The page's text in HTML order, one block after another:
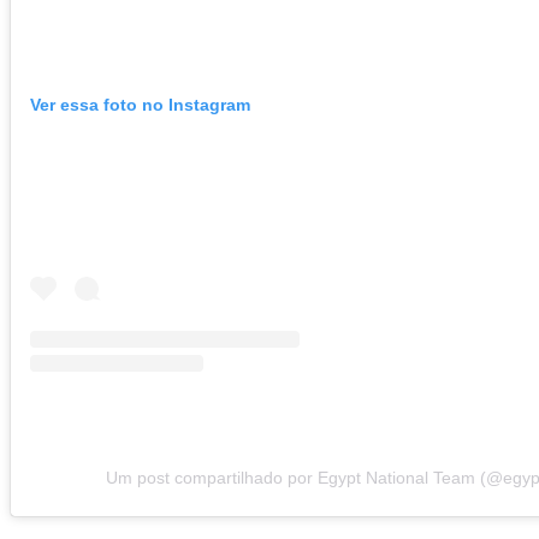
Ver essa foto no Instagram
Um post compartilhado por Egypt National Team